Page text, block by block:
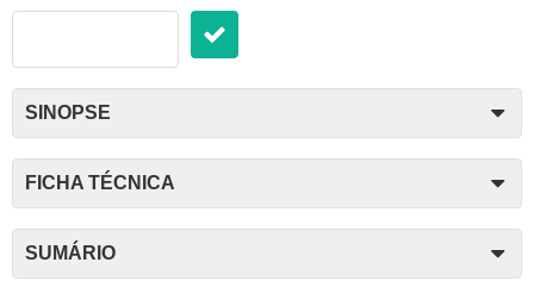
SINOPSE
FICHA TÉCNICA
SUMÁRIO